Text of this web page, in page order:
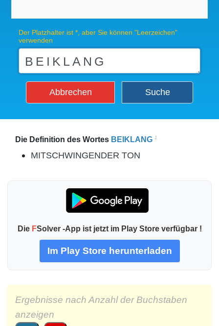
Der Platzhalter ist *, aber Sie können "Leerzeichen"
verwenden
Abbrechen Suche
Die Definition des Wortes BEIKLANG 1
MITSCHWINGENDER TON
Die FSolver -App ist jetzt im Play Store verfügbar !
Im Play Store herunterladen
Ergebnisse nach Anzahl der Buchstaben
anzeigen